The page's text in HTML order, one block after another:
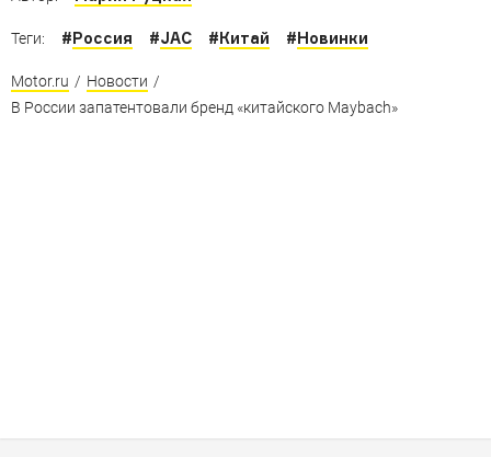
Теги: #Россия #JAC #Китай #Новинки
Motor.ru / Новости /
В России запатентовали бренд «китайского Maybach»